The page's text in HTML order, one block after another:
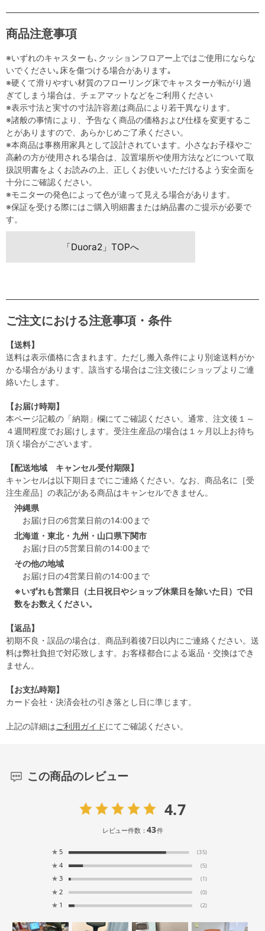
商品注意事項
※いずれのキャスターも､クッションフロアー上ではご使用にならな
いでください｡床を傷つける場合があります｡
※硬くて滑りやすい材質のフローリング床でキャスターが転がり過
ぎてしまう場合は、チェアマットなどをご利用ください
※表示寸法と実寸の寸法許容差は商品により若干異なります。
※諸般の事情により、予告なく商品の価格および仕様を変更するこ
とがありますので、あらかじめご了承ください。
※本商品は事務用家具として設計されています。小さなお子様やご
高齢の方が使用される場合は、設置場所や使用方法などについて取
扱説明書をよくお読みの上、正しくお使いいただけるよう安全面を
十分にご確認ください。
※モニターの発色によって色が違って見える場合があります。
※保証を受ける際にはご購入明細書または納品書のご提示が必要で
す。
「Duora2」TOPへ
ご注文における注意事項・条件
【送料】
送料は表示価格に含まれます。ただし搬入条件により別途送料がか
かる場合があります。該当する場合はご注文後にショップよりご連
絡いたします。
【お届け時期】
本ページ記載の「納期」欄にてご確認ください。通常、注文後１～
４週間程度でお届けします。受注生産品の場合は１ヶ月以上お待ち
頂く場合がございます。
【配送地域 キャンセル受付期限】
キャンセルは以下期日までにご連絡ください。なお、商品名に［受
注生産品］の表記がある商品はキャンセルできません。
沖縄県
お届け日の6営業日前の14:00まで
北海道・東北・九州・山口県下関市
お届け日の5営業日前の14:00まで
その他の地域
お届け日の4営業日前の14:00まで
※いずれも営業日（土日祝日やショップ休業日を除いた日）で日
数をお数えください。
【返品】
初期不良・誤品の場合は、商品到着後7日以内にご連絡ください。送
料は弊社負担で対応致します。お客様都合による返品・交換はでき
ません。
【お支払時期】
カード会社・決済会社の引き落とし日に準じます。
上記の詳細はご利用ガイドにてご確認ください。
この商品のレビュー
4.7
レビュー件数：43件
★ 5 (35)
★ 4 (5)
★ 3 (1)
★ 2 (0)
★ 1 (2)